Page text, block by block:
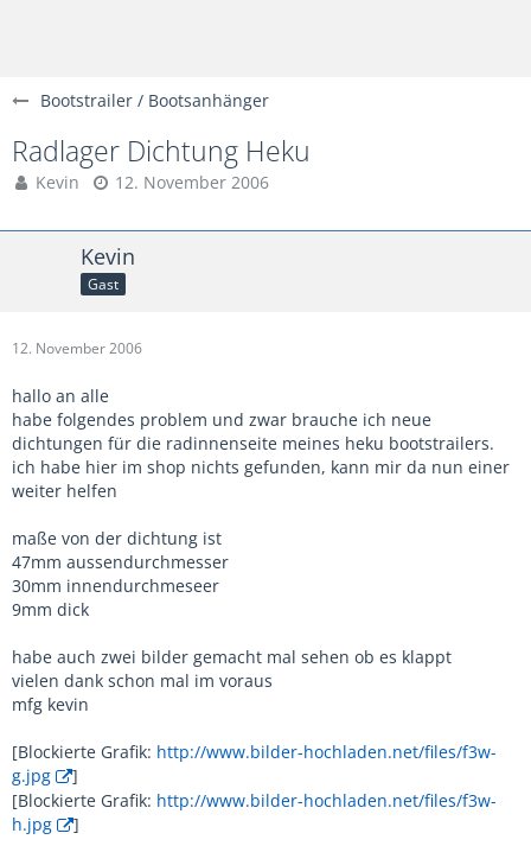
Bootstrailer / Bootsanhänger
Radlager Dichtung Heku
Kevin 12. November 2006
Kevin
Gast
12. November 2006
hallo an alle
habe folgendes problem und zwar brauche ich neue
dichtungen für die radinnenseite meines heku bootstrailers.
ich habe hier im shop nichts gefunden, kann mir da nun einer
weiter helfen
maße von der dichtung ist
47mm aussendurchmesser
30mm innendurchmeseer
9mm dick
habe auch zwei bilder gemacht mal sehen ob es klappt
vielen dank schon mal im voraus
mfg kevin
[Blockierte Grafik: http://www.bilder-hochladen.net/files/f3w-
g.jpg
]
[Blockierte Grafik: http://www.bilder-hochladen.net/files/f3w-
h.jpg
]